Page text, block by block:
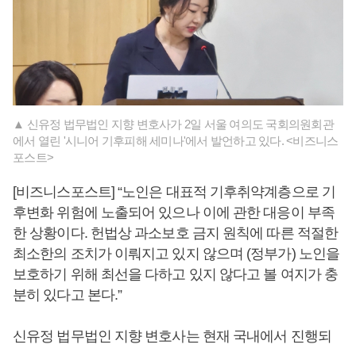
▲ 신유정 법무법인 지향 변호사가 2일 서울 여의도 국회의원회관
에서 열린 '시니어 기후피해 세미나'에서 발언하고 있다. <비즈니스
포스트>
[비즈니스포스트] “노인은 대표적 기후취약계층으로 기
후변화 위험에 노출되어 있으나 이에 관한 대응이 부족
한 상황이다. 헌법상 과소보호 금지 원칙에 따른 적절한
최소한의 조치가 이뤄지고 있지 않으며 (정부가) 노인을
보호하기 위해 최선을 다하고 있지 않다고 볼 여지가 충
분히 있다고 본다.”
신유정 법무법인 지향 변호사는 현재 국내에서 진행되